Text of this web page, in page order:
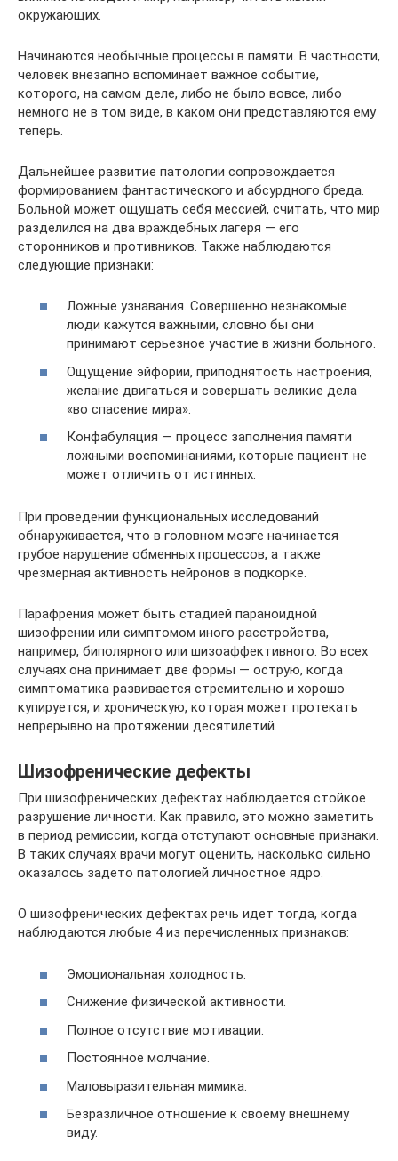
окружающих.
Начинаются необычные процессы в памяти. В частности,
человек внезапно вспоминает важное событие,
которого, на самом деле, либо не было вовсе, либо
немного не в том виде, в каком они представляются ему
теперь.
Дальнейшее развитие патологии сопровождается
формированием фантастического и абсурдного бреда.
Больной может ощущать себя мессией, считать, что мир
разделился на два враждебных лагеря — его
сторонников и противников. Также наблюдаются
следующие признаки:
Ложные узнавания. Совершенно незнакомые
люди кажутся важными, словно бы они
принимают серьезное участие в жизни больного.
Ощущение эйфории, приподнятость настроения,
желание двигаться и совершать великие дела
«во спасение мира».
Конфабуляция — процесс заполнения памяти
ложными воспоминаниями, которые пациент не
может отличить от истинных.
При проведении функциональных исследований
обнаруживается, что в головном мозге начинается
грубое нарушение обменных процессов, а также
чрезмерная активность нейронов в подкорке.
Парафрения может быть стадией параноидной
шизофрении или симптомом иного расстройства,
например, биполярного или шизоаффективного. Во всех
случаях она принимает две формы — острую, когда
симптоматика развивается стремительно и хорошо
купируется, и хроническую, которая может протекать
непрерывно на протяжении десятилетий.
Шизофренические дефекты
При шизофренических дефектах наблюдается стойкое
разрушение личности. Как правило, это можно заметить
в период ремиссии, когда отступают основные признаки.
В таких случаях врачи могут оценить, насколько сильно
оказалось задето патологией личностное ядро.
О шизофренических дефектах речь идет тогда, когда
наблюдаются любые 4 из перечисленных признаков:
Эмоциональная холодность.
Снижение физической активности.
Полное отсутствие мотивации.
Постоянное молчание.
Маловыразительная мимика.
Безразличное отношение к своему внешнему
виду.